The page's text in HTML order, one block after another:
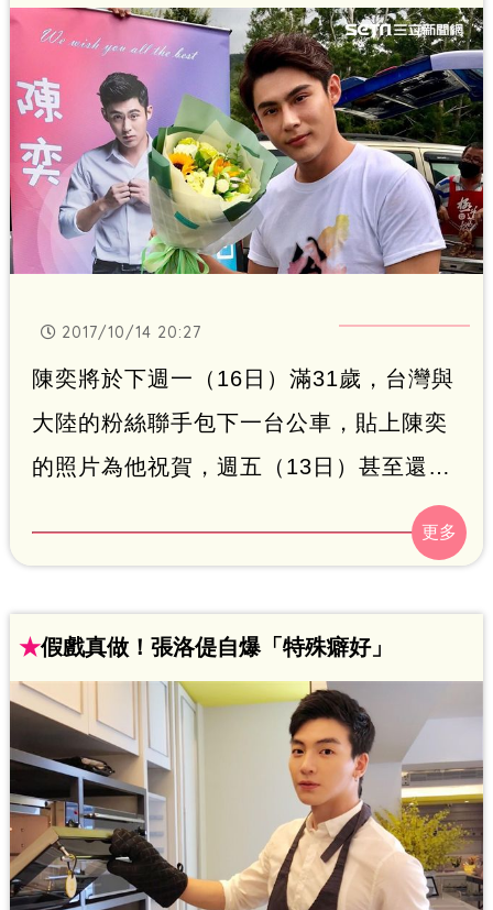
嫚曼受封「史上最慘女二」，觀眾對她又
愛又恨。
2017/10/14 20:27
陳奕將於下週一（16日）滿31歲，台灣與
大陸的粉絲聯手包下一台公車，貼上陳奕
的照片為他祝賀，週五（13日）甚至還大
手筆開餐車殺進苗栗拍戲現場，請台視、
三立偶像劇《噗通噗通我愛你》的劇組與
絲的氣球與手繪海報布置得像園遊會，再
加上主要演員魏蔓、簡宏霖等齊聚一堂為
好人緣的「波鼠」陳奕慶生，讓因為連夜
趕戲而感冒打點滴的他感到相當窩心。
★假戲真做！張洛偍自爆「特殊癖好」